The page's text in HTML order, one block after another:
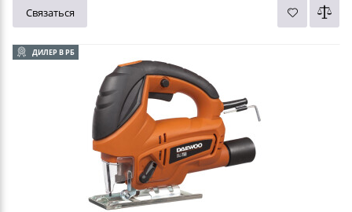
Связаться
ДИЛЕР В РБ